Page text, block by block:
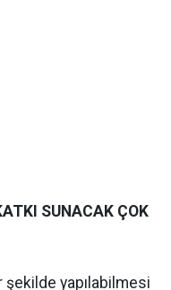
SUNACAK ÇOK
şekilde yapılabilmesi